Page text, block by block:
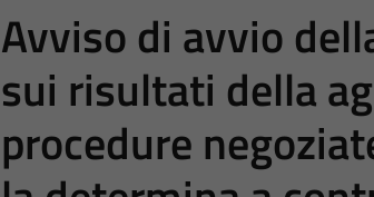
Avviso di avvio
sui risultati della
procedure